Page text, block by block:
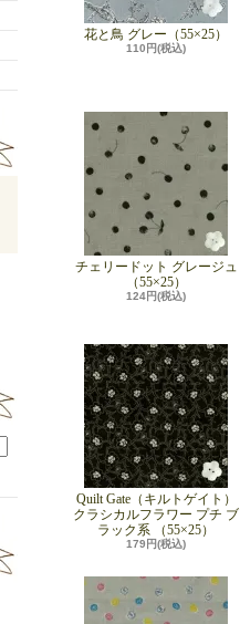
花と鳥 グレー（55×25）
110円(税込)
チェリードット グレージュ
（55×25）
124円(税込)
Quilt Gate（キルトゲイト）
クラシカルフラワー プチ ブ
ラック系 （55×25）
179円(税込)